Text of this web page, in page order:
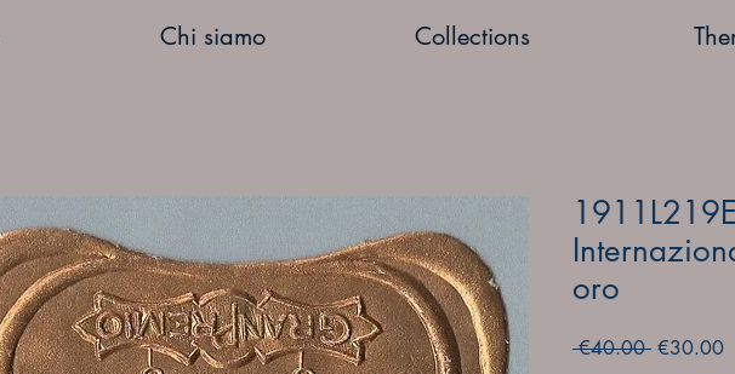
oro
€40.00 Regular
€30.00
Chi siamo Collections